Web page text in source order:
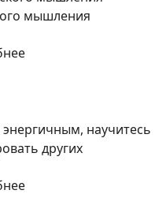
мышления
научитесь
других